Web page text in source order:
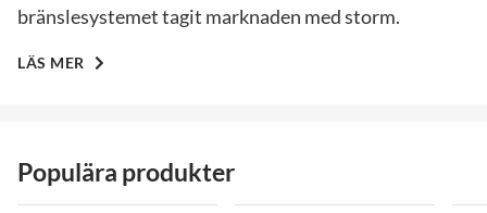
bränslesystemet tagit marknaden med storm.
LÄS MER
Populära produkter